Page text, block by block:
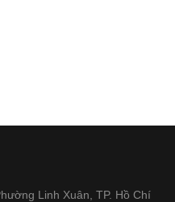
Linh Xuân, TP. Hồ Chí